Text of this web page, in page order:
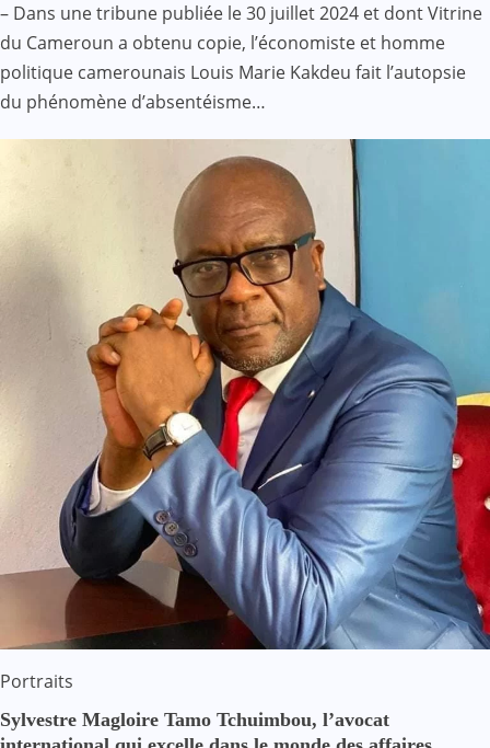
– Dans une tribune publiée le 30 juillet 2024 et dont Vitrine
du Cameroun a obtenu copie, l’économiste et homme
politique camerounais Louis Marie Kakdeu fait l’autopsie
du phénomène d’absentéisme…
Portraits
Sylvestre Magloire Tamo Tchuimbou, l’avocat